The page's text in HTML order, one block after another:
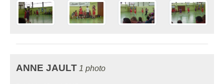
ANNE JAULT 1 photo